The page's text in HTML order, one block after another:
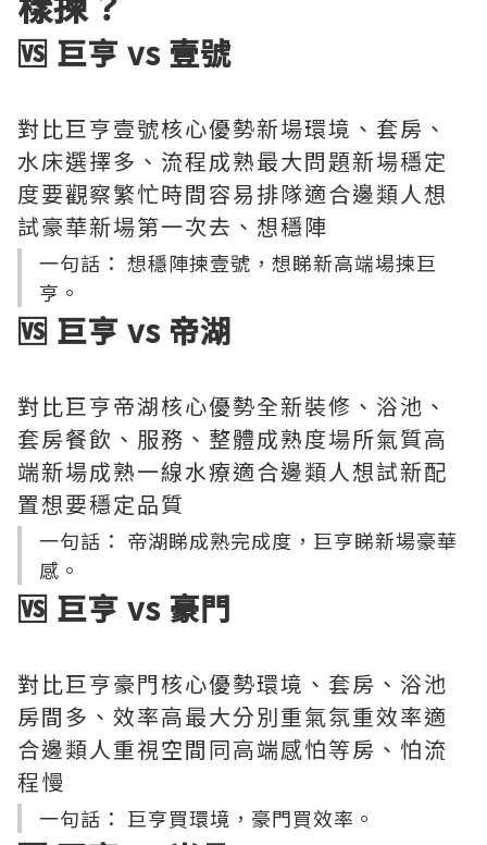
🆚 巨亨 vs 壹號
對比巨亨壹號核心優勢新場環境、套房、
水床選擇多、流程成熟最大問題新場穩定
度要觀察繁忙時間容易排隊適合邊類人想
試豪華新場第一次去、想穩陣
一句話： 想穩陣揀壹號，想睇新高端場揀巨
亨。
🆚 巨亨 vs 帝湖
對比巨亨帝湖核心優勢全新裝修、浴池、
套房餐飲、服務、整體成熟度場所氣質高
端新場成熟一線水療適合邊類人想試新配
置想要穩定品質
一句話： 帝湖睇成熟完成度，巨亨睇新場豪華
感。
🆚 巨亨 vs 豪門
對比巨亨豪門核心優勢環境、套房、浴池
房間多、效率高最大分別重氣氛重效率適
合邊類人重視空間同高端感怕等房、怕流
程慢
一句話： 巨亨買環境，豪門買效率。